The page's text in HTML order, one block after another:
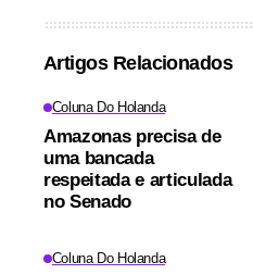
Artigos Relacionados
Coluna Do Holanda
Amazonas precisa de
uma bancada
respeitada e articulada
no Senado
Coluna Do Holanda